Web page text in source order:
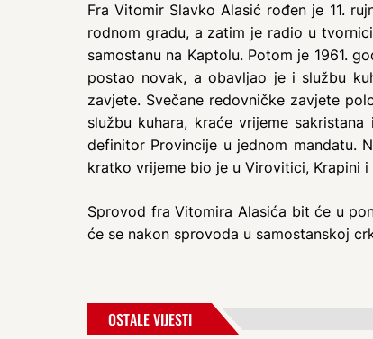
Fra Vitomir Slavko Alasić rođen je 11.
rodnom gradu, a zatim je radio u
samostanu na Kaptolu. Potom je 1961.
postao novak, a obavljao je i službu
zavjete. Svečane redovničke zavjete
službu kuhara, kraće vrijeme
definitor Provincije u jednom mandatu.
kratko vrijeme bio je u Virovitici, Krapini i
Sprovod fra Vitomira Alasića bit će u
će se nakon sprovoda u samostanskoj
OSTALE VIJESTI